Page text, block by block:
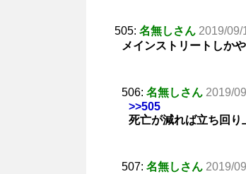
505: 名無しさん 2019/09/
メインストリートしか
506: 名無しさん 2019/
>>505
死亡が減れば立ち回
507: 名無しさん 2019/